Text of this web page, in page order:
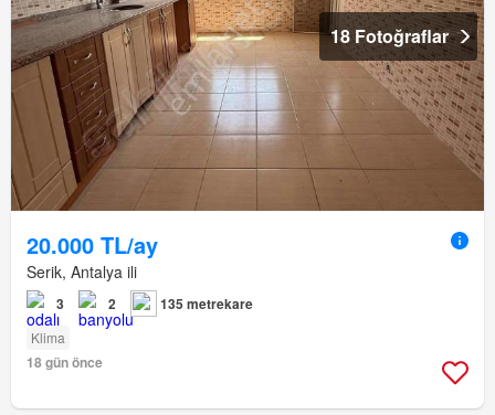
18 Fotoğraflar
20.000 TL/ay
Serik, Antalya ili
3 2 135 metrekare
Klima
18 gün önce